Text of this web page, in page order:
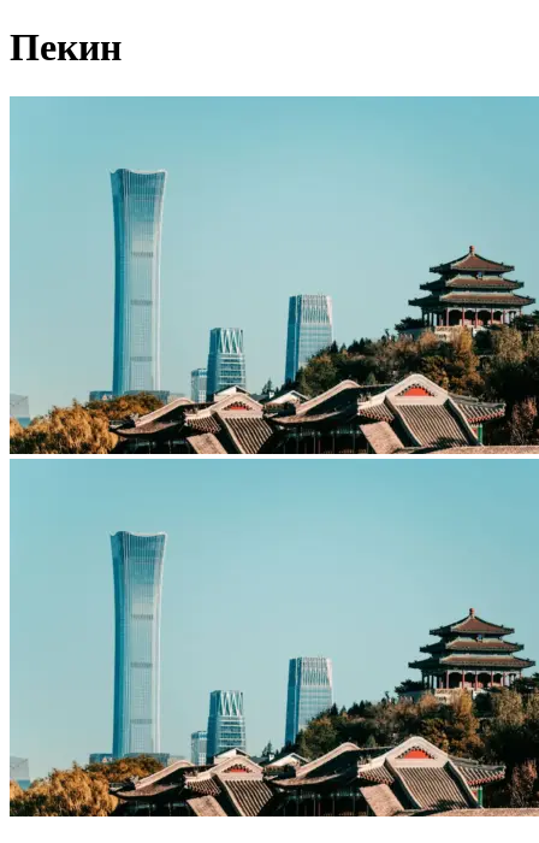
Пекин